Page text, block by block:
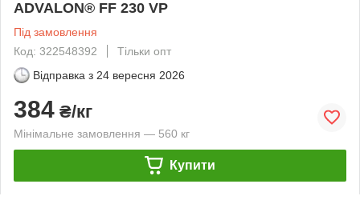
ADVALON® FF 230 VP
Під замовлення
Код: 322548392
Тільки опт
Відправка з 24 вересня 2026
384 ₴/кг
Мінімальне замовлення — 560 кг
Купити